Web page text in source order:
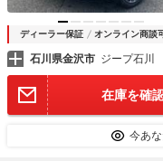
ディーラー保証 オンライン商談
石川県金沢市 ジープ石川
在庫を確
今あ